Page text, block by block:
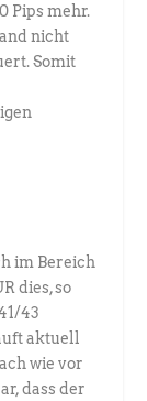
Pips mehr.
nicht
Somit
im Bereich
dies, so
43
aktuell
wie vor
dass der